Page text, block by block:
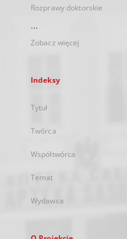
Rozprawy doktorskie
...
Zobacz więcej
Indeksy
Tytuł
Twórca
Współtwórca
Temat
Wydawca